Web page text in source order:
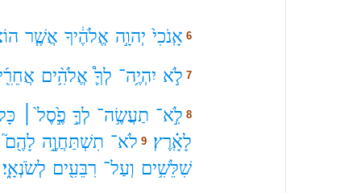
6 אָֽנֹכִי֙ יְהוָ֣ה אֱלֹהֶ֔יךָ אֲשֶׁ֧ר
7 לֹ֣א יִהְיֶ֥ה־ לְךָ֛֩ אֱלֹהִ֥֨ים
8 לֹֽ֣א־ תַעֲשֶׂ֥ה־ לְךָ֥֣ פֶ֣֙סֶל֙ ׀
לָאָֽ֗רֶץ׃ 9 לֹא־ תִשְׁתַּחֲוֶ֥֣ה לָהֶ֖ם֮
שִׁלֵּשִׁ֥ים וְעַל־ רִבֵּעִ֖ים לְשֹׂנְאָֽ֑י׃